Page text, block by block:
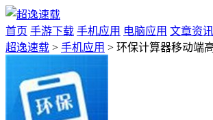
首页 手游下载 手机应用 电脑应用 文章资讯
超逸速载 > 手机应用 > 环保计算器移动端